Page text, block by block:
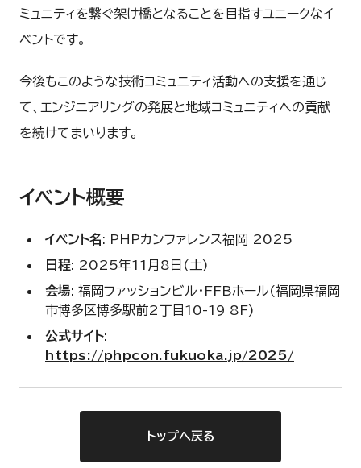
ミュニティを繋ぐ架け橋となることを目指すユニークなイ
ベントです。
今後もこのような技術コミュニティ活動への支援を通じ
て、エンジニアリングの発展と地域コミュニティへの貢献
を続けてまいります。
イベント概要
イベント名: PHPカンファレンス福岡 2025
日程: 2025年11月8日(土)
会場: 福岡ファッションビル・FFBホール(福岡県福岡
市博多区博多駅前2丁目10-19 8F)
公式サイト:
https://phpcon.fukuoka.jp/2025/
トップへ戻る